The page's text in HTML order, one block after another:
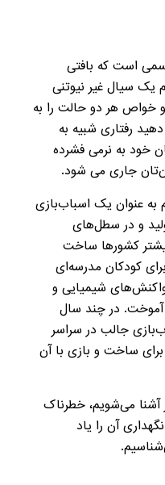
سمی است که بافتی
سیال غیر نیوتنی
خواص هر دو حالت را به
رفتاری شبیه به
خود به نرمی فشرده
جاری می شود.
سال ۱۹۷۶ اسلایم به عنوان یک اسباب‌بازی
و در سطل‌های
کشورها ساخت
کودکان مدرسه‌ای
شیمیایی و
آموخت. در چند سال
جالب در سراسر
ساخت و بازی با آن
آشنا می‌شویم، خطرناک
آن را یاد